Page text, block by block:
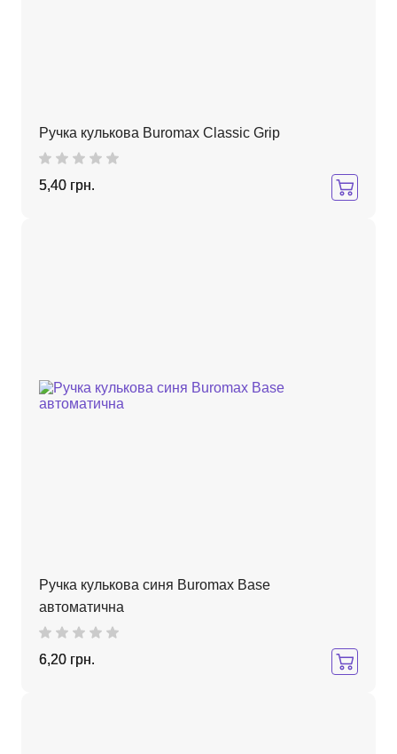
Ручка кулькова Buromax Classic Grip
5,40 грн.
Ручка кулькова синя Buromax Base
автоматична
6,20 грн.